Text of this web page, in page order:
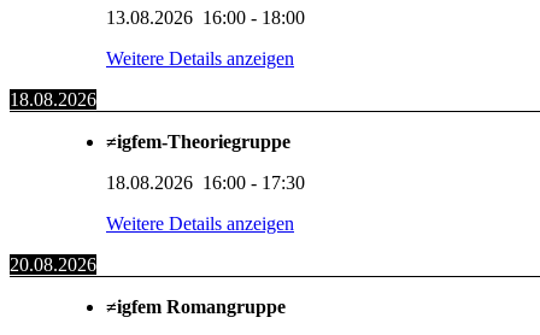
13.08.2026 16:00 - 18:00
Weitere Details anzeigen
18.08.2026
≠igfem-Theoriegruppe
18.08.2026 16:00 - 17:30
Weitere Details anzeigen
20.08.2026
≠igfem Romangruppe